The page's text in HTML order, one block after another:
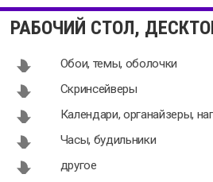
1.0
Animated
Tree for
РАБОЧИЙ СТОЛ,
Обои, темы, оболочки
Скринсейверы
Календари, органайзеры,
Часы, будильники
другое